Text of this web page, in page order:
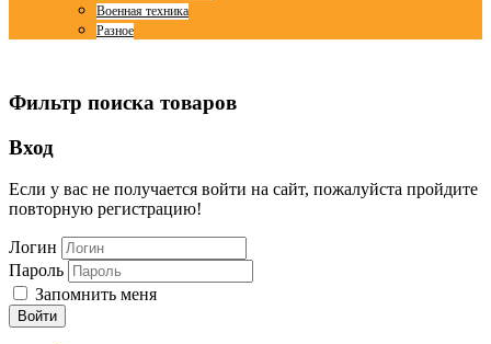
Военная техника
Разное
Фильтр поиска товаров
Вход
Если у вас не получается войти на сайт, пожалуйста пройдите
повторную регистрацию!
Логин
Пароль
Запомнить меня
Войти